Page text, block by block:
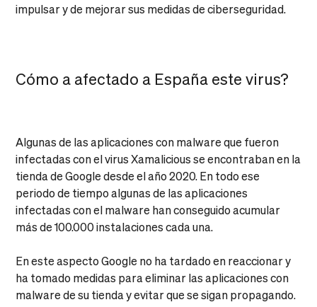
impulsar y de mejorar sus medidas de ciberseguridad.
Cómo a afectado a España este virus?
Algunas de las aplicaciones con malware que fueron
infectadas con el virus Xamalicious se encontraban en la
tienda de Google desde el año 2020. En todo ese
periodo de tiempo algunas de las aplicaciones
infectadas con el malware han conseguido acumular
más de 100.000 instalaciones cada una.
En este aspecto Google no ha tardado en reaccionar y
ha tomado medidas para eliminar las aplicaciones con
malware de su tienda y evitar que se sigan propagando.